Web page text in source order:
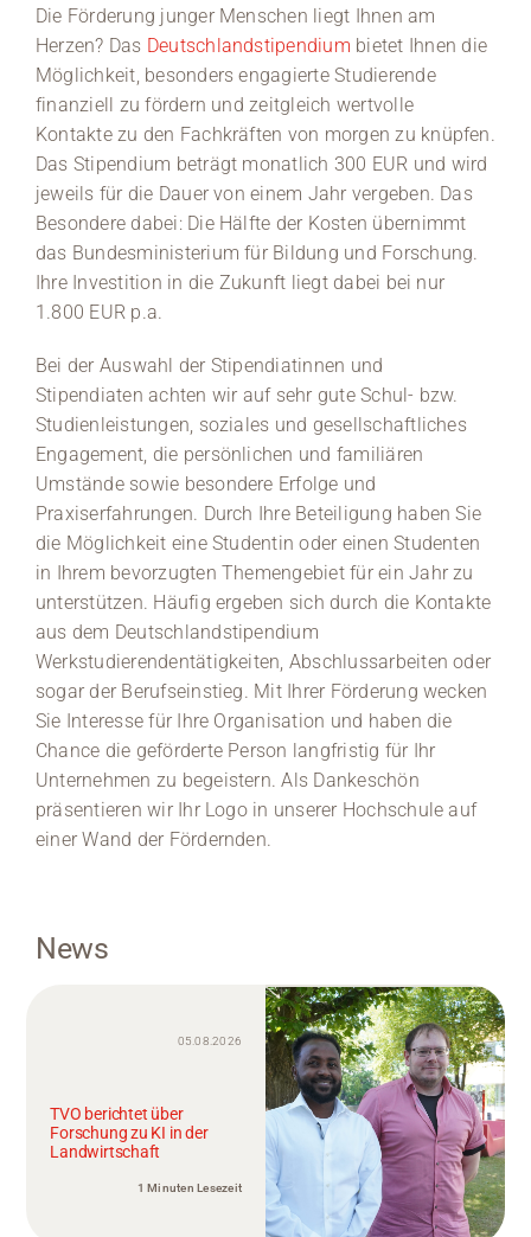
Die Förderung junger Menschen liegt Ihnen am
Herzen? Das Deutschlandstipendium bietet Ihnen die
Möglichkeit, besonders engagierte Studierende
finanziell zu fördern und zeitgleich wertvolle
Kontakte zu den Fachkräften von morgen zu knüpfen.
Das Stipendium beträgt monatlich 300 EUR und wird
jeweils für die Dauer von einem Jahr vergeben. Das
Besondere dabei: Die Hälfte der Kosten übernimmt
das Bundesministerium für Bildung und Forschung.
Ihre Investition in die Zukunft liegt dabei bei nur
1.800 EUR p.a.
Bei der Auswahl der Stipendiatinnen und
Stipendiaten achten wir auf sehr gute Schul- bzw.
Studienleistungen, soziales und gesellschaftliches
Engagement, die persönlichen und familiären
Umstände sowie besondere Erfolge und
Praxiserfahrungen. Durch Ihre Beteiligung haben Sie
die Möglichkeit eine Studentin oder einen Studenten
in Ihrem bevorzugten Themengebiet für ein Jahr zu
unterstützen. Häufig ergeben sich durch die Kontakte
aus dem Deutschlandstipendium
Werkstudierendentätigkeiten, Abschlussarbeiten oder
sogar der Berufseinstieg. Mit Ihrer Förderung wecken
Sie Interesse für Ihre Organisation und haben die
Chance die geförderte Person langfristig für Ihr
Unternehmen zu begeistern. Als Dankeschön
präsentieren wir Ihr Logo in unserer Hochschule auf
einer Wand der Fördernden.
News
05.08.2026
TVO berichtet über
Forschung zu KI in der
Landwirtschaft
1 Minuten Lesezeit